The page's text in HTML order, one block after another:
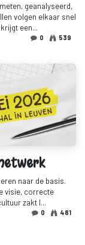
geanalyseerd,
volgen elkaar snel
een...
0 539
naar de basis.
visie, correcte
zakt l...
0 481